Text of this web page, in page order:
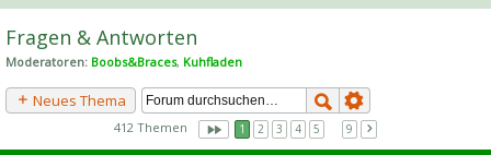
he
Fragen & Antworten
Moderatoren: Boobs&Braces, Kuhfladen
Neues Thema
412 Themen 1 2 3 4 5 9